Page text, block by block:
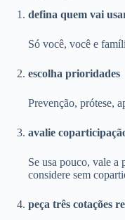
defina quem vai
Só você, você e
escolha prioridades
Prevenção, prótese,
avalie
Se usa pouco, vale a
considere sem
peça três cotações